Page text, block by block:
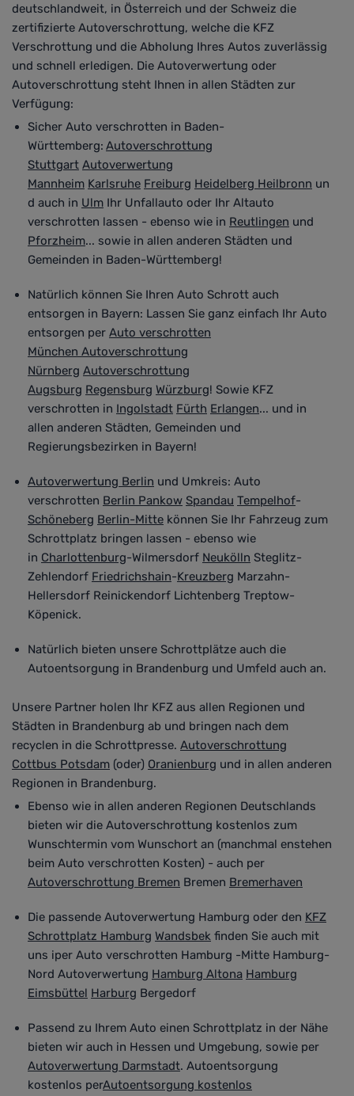
deutschlandweit, in Österreich und der Schweiz die
zertifizierte Autoverschrottung, welche die KFZ
Verschrottung und die Abholung Ihres Autos zuverlässig
und schnell erledigen. Die Autoverwertung oder
Autoverschrottung steht Ihnen in allen Städten zur
Verfügung:
Sicher Auto verschrotten in Baden-
Württemberg: Autoverschrottung
Stuttgart Autoverwertung
Mannheim Karlsruhe Freiburg Heidelberg Heilbronn un
d auch in Ulm Ihr Unfallauto oder Ihr Altauto
verschrotten lassen - ebenso wie in Reutlingen und
Pforzheim... sowie in allen anderen Städten und
Gemeinden in Baden-Württemberg!
Natürlich können Sie Ihren Auto Schrott auch
entsorgen in Bayern: Lassen Sie ganz einfach Ihr Auto
entsorgen per Auto verschrotten
München Autoverschrottung
Nürnberg Autoverschrottung
Augsburg Regensburg Würzburg! Sowie KFZ
verschrotten in Ingolstadt Fürth Erlangen... und in
allen anderen Städten, Gemeinden und
Regierungsbezirken in Bayern!
Autoverwertung Berlin und Umkreis: Auto
verschrotten Berlin Pankow Spandau Tempelhof-
Schöneberg Berlin-Mitte können Sie Ihr Fahrzeug zum
Schrottplatz bringen lassen - ebenso wie
in Charlottenburg-Wilmersdorf Neukölln Steglitz-
Zehlendorf Friedrichshain-Kreuzberg Marzahn-
Hellersdorf Reinickendorf Lichtenberg Treptow-
Köpenick.
Natürlich bieten unsere Schrottplätze auch die
Autoentsorgung in Brandenburg und Umfeld auch an.
Unsere Partner holen Ihr KFZ aus allen Regionen und
Städten in Brandenburg ab und bringen nach dem
recyclen in die Schrottpresse. Autoverschrottung
Cottbus Potsdam (oder) Oranienburg und in allen anderen
Regionen in Brandenburg.
Ebenso wie in allen anderen Regionen Deutschlands
bieten wir die Autoverschrottung kostenlos zum
Wunschtermin vom Wunschort an (manchmal enstehen
beim Auto verschrotten Kosten) - auch per
Autoverschrottung Bremen Bremen Bremerhaven
Die passende Autoverwertung Hamburg oder den KFZ
Schrottplatz Hamburg Wandsbek finden Sie auch mit
uns iper Auto verschrotten Hamburg -Mitte Hamburg-
Nord Autoverwertung Hamburg Altona Hamburg
Eimsbüttel Harburg Bergedorf
Passend zu Ihrem Auto einen Schrottplatz in der Nähe
bieten wir auch in Hessen und Umgebung, sowie per
Autoverwertung Darmstadt. Autoentsorgung
kostenlos perAutoentsorgung kostenlos